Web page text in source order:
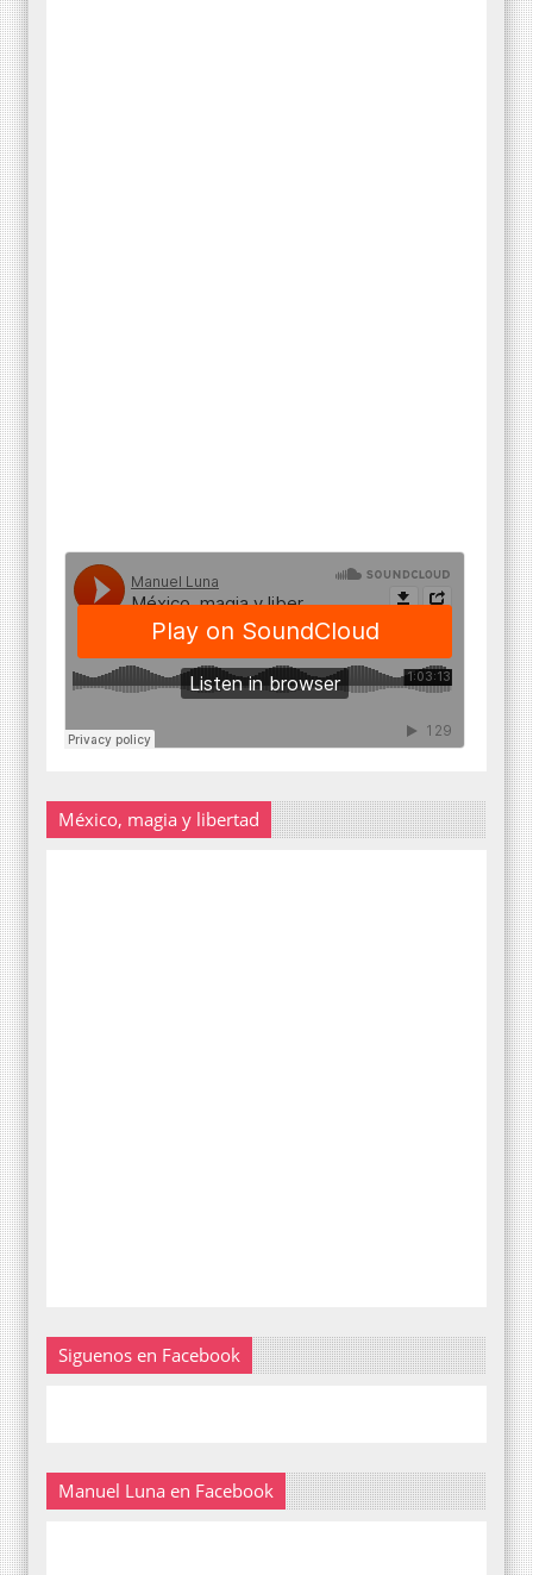
México, magia y libertad
Siguenos en Facebook
Manuel Luna en Facebook